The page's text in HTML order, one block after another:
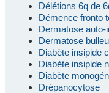
Délétions 6q de
Démence fronto
Dermatose
Dermatose
Diabète insipide
Diabète insipide
Diabète
Drépanocytose